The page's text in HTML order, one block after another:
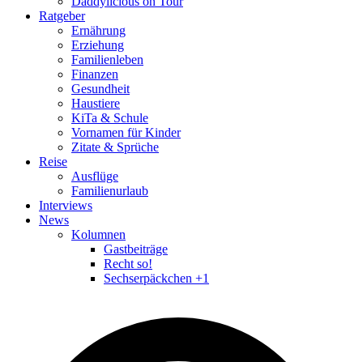
Ratgeber
Ernährung
Erziehung
Familienleben
Finanzen
Gesundheit
Haustiere
KiTa & Schule
Vornamen für Kinder
Zitate & Sprüche
Reise
Ausflüge
Familienurlaub
Interviews
News
Kolumnen
Gastbeiträge
Recht so!
Sechserpäckchen +1